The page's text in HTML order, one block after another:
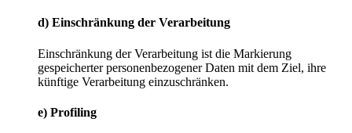
d) Einschränkung der Verarbeitung
Einschränkung der Verarbeitung ist die Markierung
gespeicherter personenbezogener Daten mit dem Ziel, ihre
künftige Verarbeitung einzuschränken.
e) Profiling